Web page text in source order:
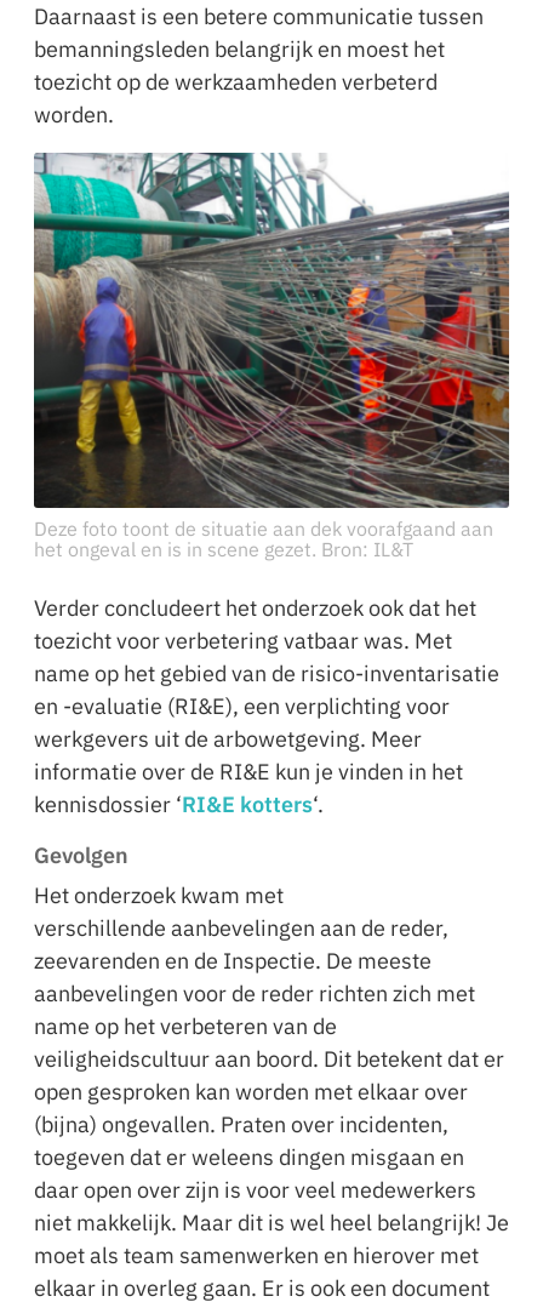
Daarnaast is een betere communicatie tussen
bemanningsleden belangrijk en moest het
toezicht op de werkzaamheden verbeterd
worden.
Deze foto toont de situatie aan dek voorafgaand aan
het ongeval en is in scene gezet. Bron: IL&T
Verder concludeert het onderzoek ook dat het
toezicht voor verbetering vatbaar was. Met
name op het gebied van de risico-inventarisatie
en -evaluatie (RI&E), een verplichting voor
werkgevers uit de arbowetgeving. Meer
informatie over de RI&E kun je vinden in het
kennisdossier ‘RI&E kotters‘.
Gevolgen
Het onderzoek kwam met
verschillende aanbevelingen aan de reder,
zeevarenden en de Inspectie. De meeste
aanbevelingen voor de reder richten zich met
name op het verbeteren van de
veiligheidscultuur aan boord. Dit betekent dat er
open gesproken kan worden met elkaar over
(bijna) ongevallen. Praten over incidenten,
toegeven dat er weleens dingen misgaan en
daar open over zijn is voor veel medewerkers
niet makkelijk. Maar dit is wel heel belangrijk! Je
moet als team samenwerken en hierover met
elkaar in overleg gaan. Er is ook een document